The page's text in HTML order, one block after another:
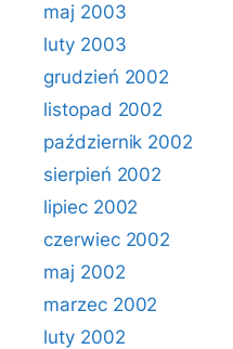
maj 2003
luty 2003
grudzień 2002
listopad 2002
październik 2002
sierpień 2002
lipiec 2002
czerwiec 2002
maj 2002
marzec 2002
luty 2002